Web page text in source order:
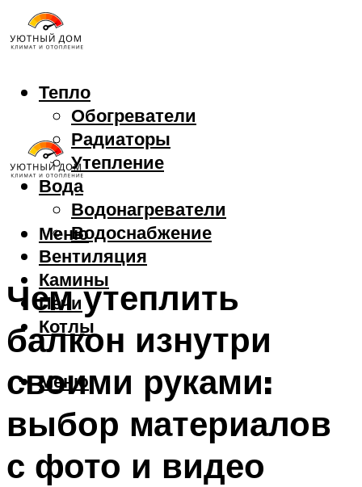
Тепло
Обогреватели
Радиаторы
Утепление
Вода
Водонагреватели
Водоснабжение
Вентиляция
Камины
Печи
Котлы
Меню
Меню
Чем утеплить
балкон изнутри
своими руками:
выбор материалов
с фото и видео